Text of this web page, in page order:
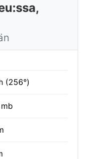
(256°)